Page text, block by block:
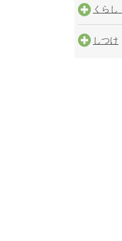
くらし
しつけ